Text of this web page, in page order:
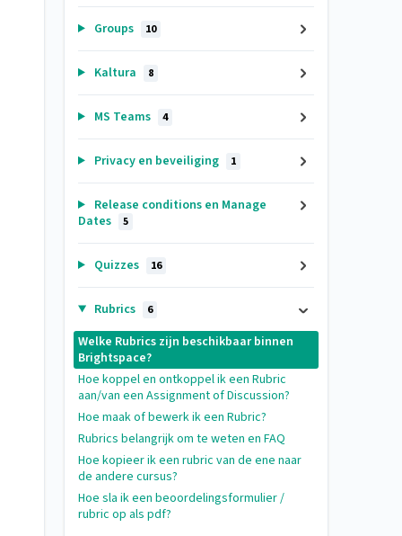
Groups 10
Kaltura 8
MS Teams 4
Privacy en beveiliging 1
Release conditions en Manage
Dates
5
Quizzes 16
Rubrics 6
Welke Rubrics zijn beschikbaar binnen
Brightspace?
Hoe koppel en ontkoppel ik een Rubric
aan/van een Assignment of Discussion?
Hoe maak of bewerk ik een Rubric?
Rubrics belangrijk om te weten en FAQ
Hoe kopieer ik een rubric van de ene naar
de andere cursus?
Hoe sla ik een beoordelingsformulier /
rubric op als pdf?